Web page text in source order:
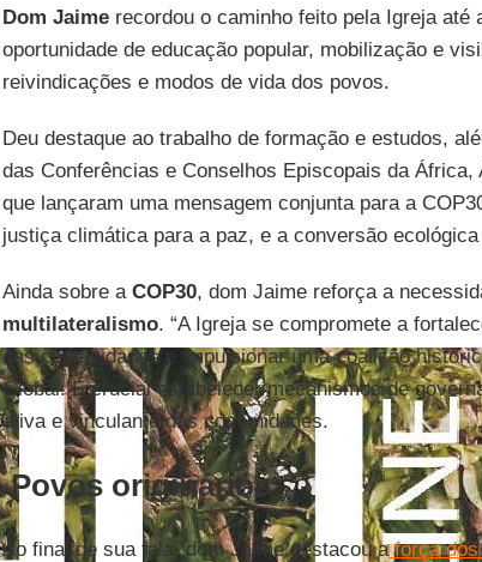
Dom Jaimerecordou o caminho feito pela Igreja até
oportunidade de educação popular, mobilização e
reivindicações e modos de vida dos povos.
Deu destaque ao trabalho de formação e estudos,
das Conferências e Conselhos Episcopais da
que lançaram uma mensagem conjunta para a
justiça climática para a paz, e a conversão
Ainda sobre a COP30, dom Jaime reforça a
multilateralismo. “A Igreja se compromete a
das comunidades e impulsionar uma coalizão
Global. É crucial estabelecer mecanismos de
ativa e vinculante das comunidades.
Povos originários
Ao final de sua fala, dom Jaime destacou aforça dos